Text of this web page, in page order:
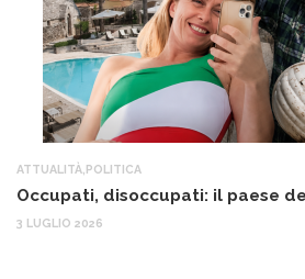
ATTUALITÀ POLITICA
Occupati, disoccupati: il paese
3 LUGLIO 2026